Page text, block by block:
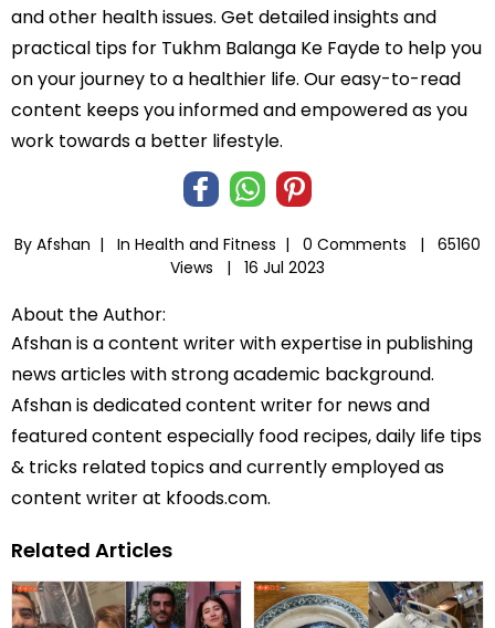
and other health issues. Get detailed insights and
practical tips for Tukhm Balanga Ke Fayde to help you
on your journey to a healthier life. Our easy-to-read
content keeps you informed and empowered as you
work towards a better lifestyle.
By Afshan | In Health and Fitness | 0 Comments |
65160
Views |
16 Jul 2023
About the Author:
Afshan is a content writer with expertise in publishing
news articles with strong academic background.
Afshan is dedicated content writer for news and
featured content especially food recipes, daily life tips
& tricks related topics and currently employed as
content writer at kfoods.com.
Related Articles